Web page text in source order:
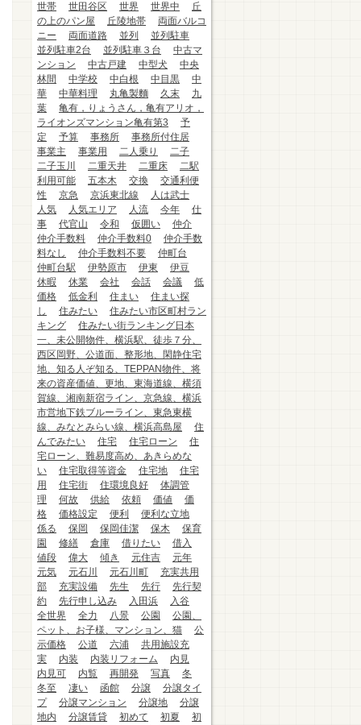
世帯
世田谷区 世界 世界中
丘
の上のパン屋
丘陵地帯
両面バルコ
ニー
両面道路 並列
並列駐車
並列駐車2台
並列駐車３台
中古マ
ンション
中古戸建 中型犬
中央
林間
中学校 中白根 中目黒
中
華
中華料理 丸亀製麵 久末
九
葉
亀有，りょうさん，亀有アリオ，
ライオンズマンション亀有第3
予
定
予算 事務所
事務所付住居
事業主
事業用 二人乗り
二子
二子玉川
二重天井 二重床
二駅
利用可能
五本木 交換
交通利便
性
京急 京浜東北線
人は武士
人気
人気エリア 人流 今年
仕
事
代官山 令和 仮囲い
仲介
仲介手数料
仲介手数料0
仲介手数
料なし
仲介手数料不要
仲町台
仲町台駅
伊勢原市 伊東
伊豆
休暇
休業 会社 会話 会議
低
価格
低金利 住まい
住まい探
し
住みたい
住みたい市区町村ラン
キング
住みたい街ランキング日本
一、未公開物件、横浜駅、徒歩７分、
西区岡野、公道面、整形地、閑静住宅
地、知る人ぞ知る、TEPPAN物件、将
来の資産価値、更地、東海道線、横須
賀線、湘南新宿ライン、京急線、横浜
市営地下鉄ブルーライン、東急東横
線、みなとみらい線、横浜高島屋
住
んでみたい
住宅 住宅ローン
住
宅ローン、難易度高め、あきらめな
い
住宅取得等資金 住宅地
住宅
用
住宅街 住環境良好
体調管
理
何故 供給 依頼 価値
価
格
価格設定 便利
便利な立地
係る
保岡 保岡佳潔 保木
保育
園
修繕 倉庫 借りたい
借入
値段
偉大 傾き 元住吉
元年
元気
元石川 元石川町
充実共用
部
充実設備 先生 先行
先行契
約
先行申し込み 入田浜
入谷
全世界
全力 八景 公園
公園、
ペット、お子様、マンション、猫
公
示価格
公道 六浦
共用施設充
実
内装 内装リフォーム
内見
内見可
内覧 再開発 写真
冬
冬至
凄い 函館 分譲
分譲タイ
プ
分譲マンション 分譲地
分譲
地内
分譲賃貸 初めて 初夏
初